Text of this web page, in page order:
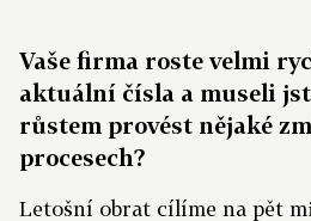
Vaše firma roste velmi
aktuální čísla a museli
růstem provést nějaké
procesech?
Letošní obrat cílíme na pět